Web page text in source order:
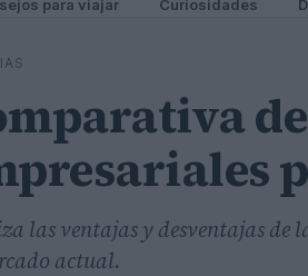
para viajar Curiosidades
las ventajas y desventajas de
actual.